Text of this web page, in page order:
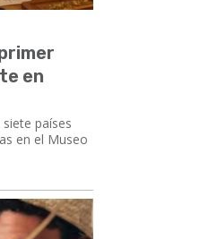
en
países
en el Museo